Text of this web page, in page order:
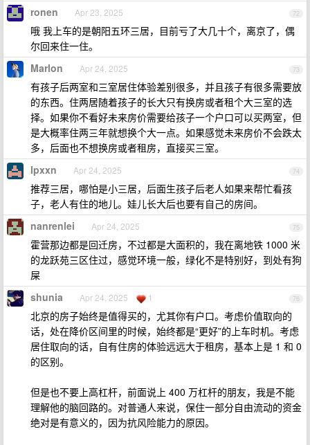
72
ronen Apr 23, 2025
哦 我上车的是朝阳五环三居，目前亏了大几十个，离京了，偶
尔回来住一住。
73
Marlon Apr 24, 2025
有孩子后两室和三室居住体验差别很多，并且孩子有很多需要放
的东西。住两居随着孩子的长大只有换房或者租个大三室的选
择。如果你不看好未来房价需要给孩子一个户口可以买两室，但
是大概率住两三年就想换个大一点。如果感觉未来房价不会跌太
多，后面也不想换房或者租房，直接买三室。
74
lpxxn Apr 24, 2025
推荐三居，哪怕是小三居，后面生孩子后老人如果来帮忙看孩
子，老人有住的地儿。娃儿长大后也要有自己的房间。
75
nanrenlei Apr 24, 2025
霍营那边都是回迁房，不过都是大面积的，我在离地铁 1000 米
的龙跃苑三区住过，感觉环境一般，绿化不是特别好，到处有狗
屎
76
shunia Apr 24, 2025 1
北京的房子始终是值得买的，尤其你有户口。考虑价值取向的
话，处在降价区间里的时候，始终都是“更好”的上车时机。考虑
居住取向的话，自有住房的体验远远大于租房，基本上是 1 和 0
的区别。
但是也不要上高杠杆，前面说上 400 万杠杆的朋友，我是不能
理解他的脑回路的。对普通人来说，保住一部分自由流动的资金
绝对是有意义的，因为抗风险能力的原因。